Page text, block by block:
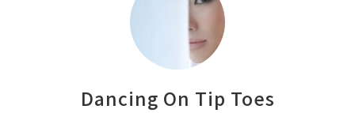
Dancing On Tip Toes